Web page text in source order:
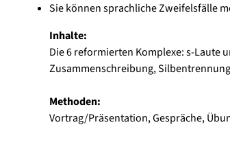
Sie können sprachliche Zweifelsfälle
Inhalte:
Die 6 reformierten Komplexe: s-Laute
Zusammenschreibung,
Methoden:
Vortrag/Präsentation, Gespräche,